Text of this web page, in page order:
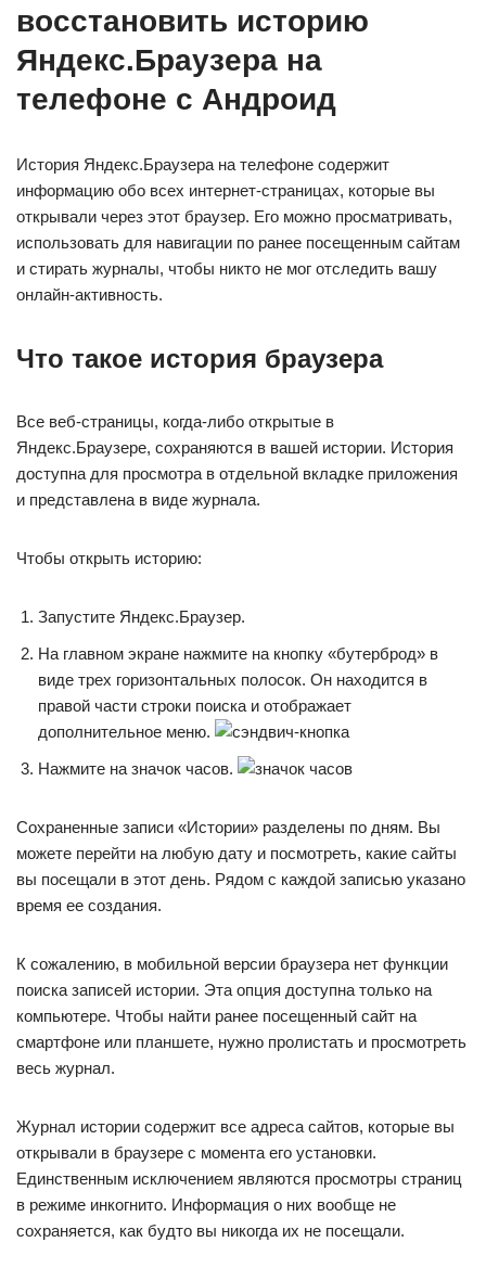
восстановить историю
Яндекс.Браузера на
телефоне с Андроид
История Яндекс.Браузера на телефоне содержит
информацию обо всех интернет-страницах, которые вы
открывали через этот браузер. Его можно просматривать,
использовать для навигации по ранее посещенным сайтам
и стирать журналы, чтобы никто не мог отследить вашу
онлайн-активность.
Что такое история браузера
Все веб-страницы, когда-либо открытые в
Яндекс.Браузере, сохраняются в вашей истории. История
доступна для просмотра в отдельной вкладке приложения
и представлена ​​в виде журнала.
Чтобы открыть историю:
Запустите Яндекс.Браузер.
На главном экране нажмите на кнопку «бутерброд» в
виде трех горизонтальных полосок. Он находится в
правой части строки поиска и отображает
дополнительное меню.
Нажмите на значок часов.
Сохраненные записи «Истории» разделены по дням. Вы
можете перейти на любую дату и посмотреть, какие сайты
вы посещали в этот день. Рядом с каждой записью указано
время ее создания.
К сожалению, в мобильной версии браузера нет функции
поиска записей истории. Эта опция доступна только на
компьютере. Чтобы найти ранее посещенный сайт на
смартфоне или планшете, нужно пролистать и просмотреть
весь журнал.
Журнал истории содержит все адреса сайтов, которые вы
открывали в браузере с момента его установки.
Единственным исключением являются просмотры страниц
в режиме инкогнито. Информация о них вообще не
сохраняется, как будто вы никогда их не посещали.